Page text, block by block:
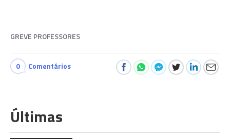
GREVE PROFESSORES
0 Comentários
Últimas